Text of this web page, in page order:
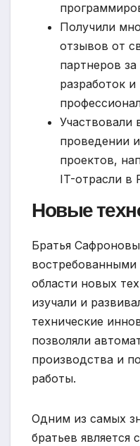
Получили
отзывов от
партнеров
разработок
Участвовали
проведении
проектов,
IT-отрасли в
Новые
Братья
области новых
изучали и
технические
позволяли
производства и
работы.
Одним из самых
братьев является